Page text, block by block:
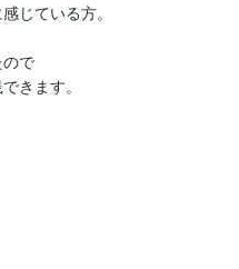
じている方。
で
きます。